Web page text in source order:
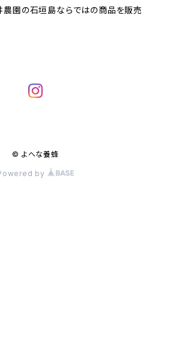
園の石垣島ならではの商品を販売
© よへな養蜂
by